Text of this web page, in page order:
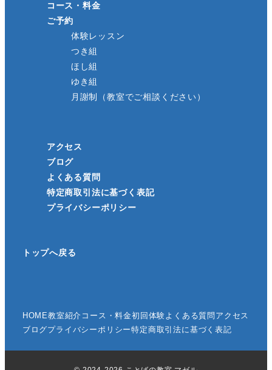
コース・料金
ご予約
体験レッスン
つき組
ほし組
ゆき組
月謝制（教室でご相談ください）
アクセス
ブログ
よくある質問
特定商取引法に基づく表記
プライバシーポリシー
トップへ戻る
HOME教室紹介 コース・料金初回体験よくある質問 アクセス
ブログプライバシーポリシー特定商取引法に基づく表記